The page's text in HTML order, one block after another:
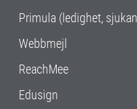
Primula (ledighet,
Webbmejl
ReachMee
Edusign